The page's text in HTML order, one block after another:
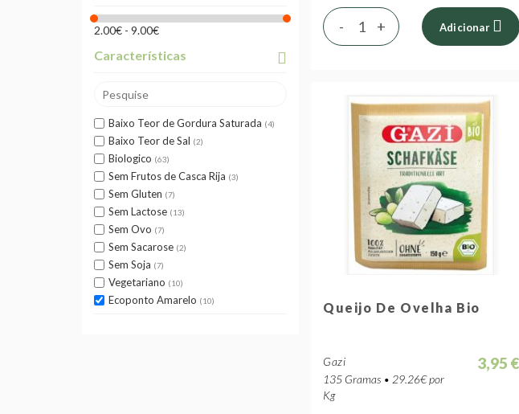
+
- Adicionar
Queijo De Ovelha Bio
Gazi
135 Gramas • 29.26€ por
Kg
3,95 €
2.00€ - 9.00€
Características
Baixo Teor de Gordura Saturada 4
Baixo Teor de Sal 2
Biologico 63
Sem Frutos de Casca Rija 3
Sem Gluten 7
Sem Lactose 13
Sem Ovo 7
Sem Sacarose 2
Sem Soja 7
Vegetariano 10
Ecoponto Amarelo 10